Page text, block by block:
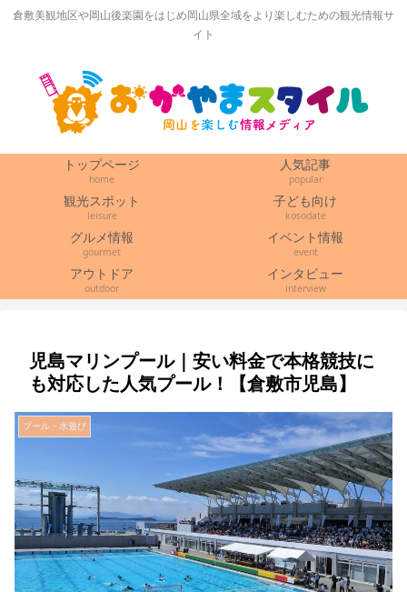
倉敷美観地区や岡山後楽園をはじめ岡山県全域をより楽しむための観光情報サ
イト
トップページ
home
人気記事
popular
観光スポット
leisure
子ども向け
kosodate
グルメ情報
gourmet
イベント情報
event
アウトドア
outdoor
インタビュー
interview
児島マリンプール｜安い料金で本格競技に
も対応した人気プール！【倉敷市児島】
プール・水遊び